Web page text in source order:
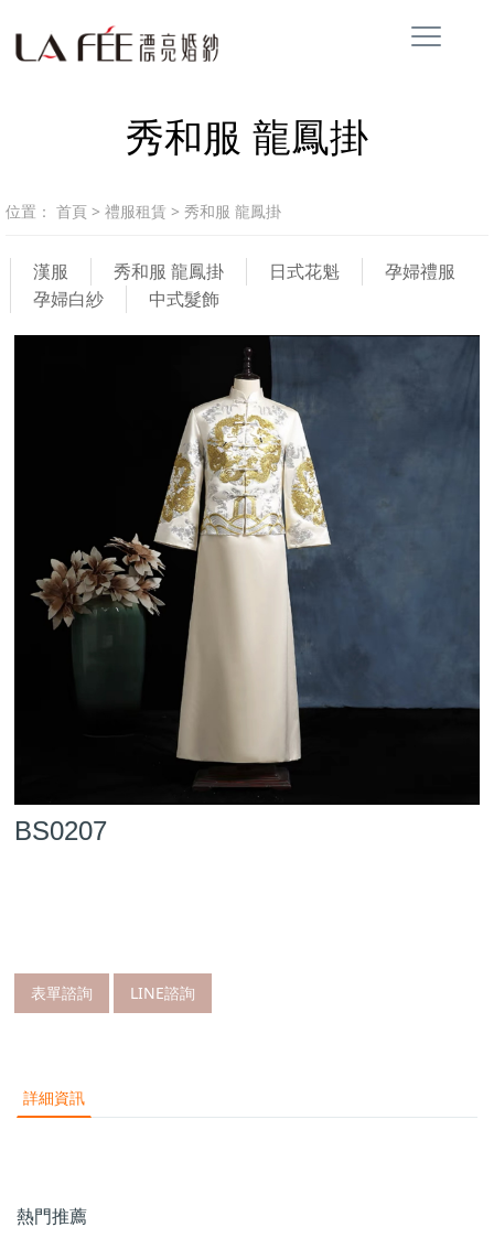
秀和服 龍鳳掛
位置： 首頁 > 禮服租賃 > 秀和服 龍鳳掛
漢服 秀和服 龍鳳掛 日式花魁
孕婦禮服
孕婦白紗
中式髮飾
BS0207
表單諮詢 LINE諮詢
詳細資訊
熱門推薦